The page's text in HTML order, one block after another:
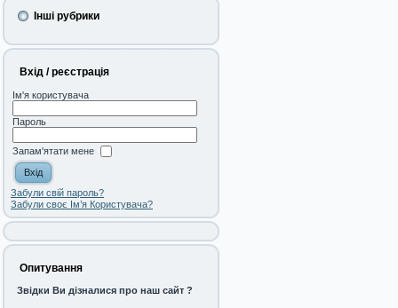
Інші рубрики
Вхід / реєстрація
Ім'я користувача
Пароль
Запам'ятати мене
Забули свій пароль?
Забули своє Ім’я Користувача?
Опитування
Звідки Ви дізналися про наш сайт ?